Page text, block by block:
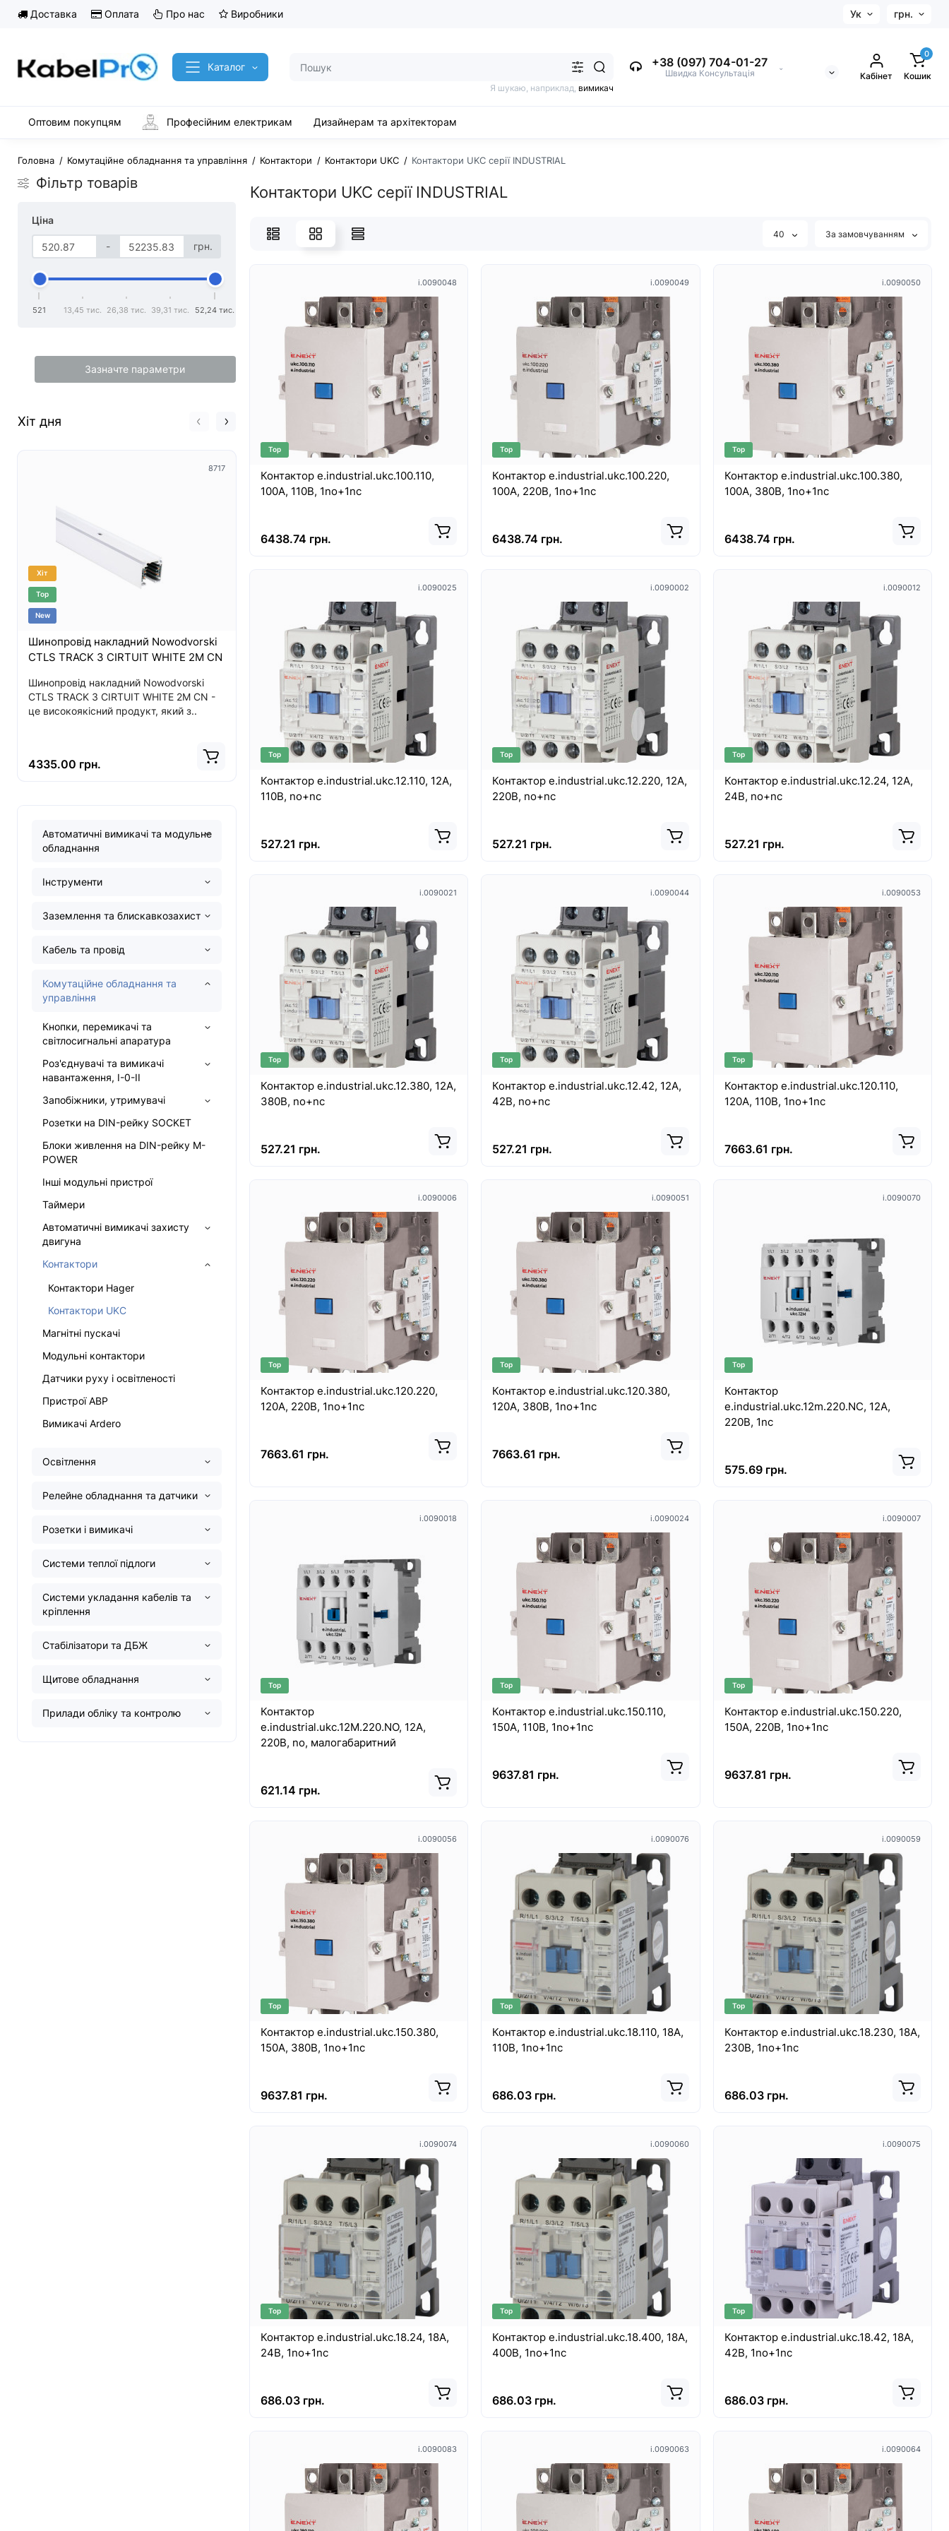
Доставка Оплата Про нас Виробники Ук грн.
Каталог
Я шукаю, наприклад, вимикач
+38 (097) 704-01-27
Швидка Консультація
⌄
Кабінет
0
Кошик
Оптовим покупцям Професійним електрикам Дизайнерам та архітекторам
Головна Комутаційне обладнання та управління Контактори Контактори UKC Контактори UKC серії INDUSTRIAL
Фільтр товарів
Ціна
- грн.
521 13,45 тис. 26,38 тис. 39,31 тис. 52,24 тис.
Зазначте параметри
Хіт дня
8717
Хіт
Top
New
Шинопровід накладний Nowodvorski
CTLS TRACK 3 CIRTUIT WHITE 2M CN
Шинопровід накладний Nowodvorski
CTLS TRACK 3 CIRTUIT WHITE 2M CN -
це високоякісний продукт, який з..
4335.00 грн.
Світодіодна панель Nowodvorski CL
ITAKA LED 40W, 3000K, 100° WHITE
Опис Світодіодна панель Nowodvorski
CL ITAKA LED 40W, 3000K, 100° WHITE
CN Купуйте високоякісні світ..
2583.00 грн.
Абажур Nowodvorski CAMELEON
CONE L V NB/G PL
Абажур Nowodvorski CAMELEON CONE
L V NB/G PL - це стильний та
функціональний декоративний елемент,
10767.00 грн.
Лінійний світильник Nowodvorski CL
OFFICE PRO LED 150, 40W, 4000K
BLACK PL
Корпоративне освітлення ніколи не було
таким стильним і ефективним, як зараз,
завдяки лінійному світ..
15934.00 грн.
Автоматичні вимикачі та модульне
обладнання
Інструменти
Заземлення та блискавкозахист
Кабель та провід
Комутаційне обладнання та
управління
Кнопки, перемикачі та
світлосигнальні апаратура
Роз'єднувачі та вимикачі
навантаження, I-0-II
Запобіжники, утримувачі
Розетки на DIN-рейку SOCKET
Блоки живлення на DIN-рейку M-
POWER
Інші модульні пристрої
Таймери
Автоматичні вимикачі захисту
двигуна
Контактори
Контактори Hager
Контактори UKC
Магнітні пускачі
Модульні контактори
Датчики руху і освітленості
Пристрої АВР
Вимикачі Ardero
Освітлення
Релейне обладнання та датчики
Розетки і вимикачі
Системи теплої підлоги
Системи укладання кабелів та
кріплення
Стабілізатори та ДБЖ
Щитове обладнання
Прилади обліку та контролю
Контактори UKC серії INDUSTRIAL
40 За замовчуванням
i.0090048
Top
Контактор e.industrial.ukc.100.110,
100А, 110В, 1no+1nc
6438.74 грн.
i.0090049
Top
Контактор e.industrial.ukc.100.220,
100А, 220В, 1no+1nc
6438.74 грн.
i.0090050
Top
Контактор e.industrial.ukc.100.380,
100А, 380В, 1no+1nc
6438.74 грн.
i.0090025
Top
Контактор e.industrial.ukc.12.110, 12А,
110В, no+nc
527.21 грн.
i.0090002
Top
Контактор e.industrial.ukc.12.220, 12А,
220В, no+nc
527.21 грн.
i.0090012
Top
Контактор e.industrial.ukc.12.24, 12А,
24В, no+nc
527.21 грн.
i.0090021
Top
Контактор e.industrial.ukc.12.380, 12А,
380В, no+nc
527.21 грн.
i.0090044
Top
Контактор e.industrial.ukc.12.42, 12А,
42В, no+nc
527.21 грн.
i.0090053
Top
Контактор e.industrial.ukc.120.110,
120А, 110В, 1no+1nc
7663.61 грн.
i.0090006
Top
Контактор e.industrial.ukc.120.220,
120А, 220В, 1no+1nc
7663.61 грн.
i.0090051
Top
Контактор e.industrial.ukc.120.380,
120А, 380В, 1no+1nc
7663.61 грн.
i.0090070
Top
Контактор
e.industrial.ukc.12m.220.NC, 12A,
220В, 1nc
575.69 грн.
i.0090018
Top
Контактор
e.industrial.ukc.12M.220.NO, 12А,
220В, no, малогабаритний
621.14 грн.
i.0090024
Top
Контактор e.industrial.ukc.150.110,
150А, 110В, 1no+1nc
9637.81 грн.
i.0090007
Top
Контактор e.industrial.ukc.150.220,
150А, 220В, 1no+1nc
9637.81 грн.
i.0090056
Top
Контактор e.industrial.ukc.150.380,
150А, 380В, 1no+1nc
9637.81 грн.
i.0090076
Top
Контактор e.industrial.ukc.18.110, 18A,
110В, 1no+1nc
686.03 грн.
i.0090059
Top
Контактор e.industrial.ukc.18.230, 18А,
230В, 1no+1nc
686.03 грн.
i.0090074
Top
Контактор e.industrial.ukc.18.24, 18A,
24В, 1no+1nc
686.03 грн.
i.0090060
Top
Контактор e.industrial.ukc.18.400, 18А,
400В, 1no+1nc
686.03 грн.
i.0090075
Top
Контактор e.industrial.ukc.18.42, 18A,
42В, 1no+1nc
686.03 грн.
i.0090083 i.0090063 i.0090064